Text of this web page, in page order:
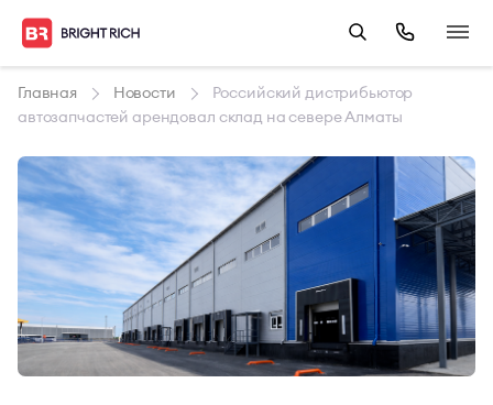
Главная Новости
Российский дистрибьютор
автозапчастей арендовал склад на севере Алматы